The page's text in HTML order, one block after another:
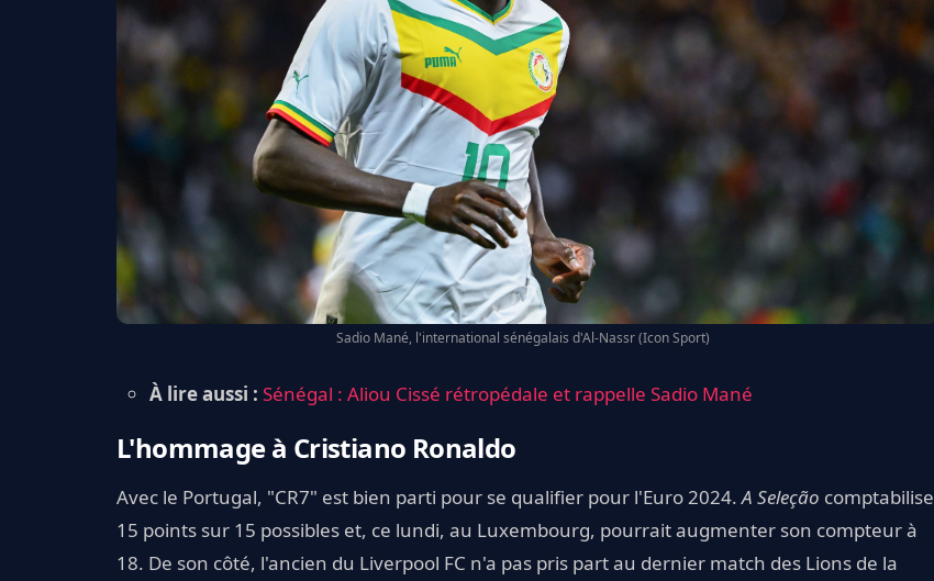
Sadio Mané, l'international sénégalais d'Al-Nassr (Icon Sport)
À lire aussi : Sénégal : Aliou Cissé rétropédale et rappelle Sadio Mané
L'hommage à Cristiano Ronaldo
Avec le Portugal, "CR7" est bien parti pour se qualifier pour l'Euro 2024.A Seleção comptabilise
15 points sur 15 possibles et, ce lundi, au Luxembourg, pourrait augmenter son compteur à
18. De son côté, l'ancien du Liverpool FC n'a pas pris part au dernier match des Lions de la